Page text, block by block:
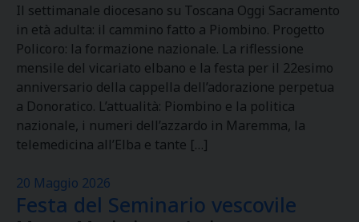
Il settimanale diocesano su Toscana Oggi Sacramento
in età adulta: il cammino fatto a Piombino. Progetto
Policoro: la formazione nazionale. La riflessione
mensile del vicariato elbano e la festa per il 22esimo
anniversario della cappella dell’adorazione perpetua
a Donoratico. L’attualità: Piombino e la politica
nazionale, i numeri dell’azzardo in Maremma, la
telemedicina all’Elba e tante […]
20 Maggio 2026
Festa del Seminario vescovile